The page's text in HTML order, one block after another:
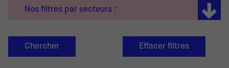
Nos filtres par secteurs :
Chercher Effacer filtres